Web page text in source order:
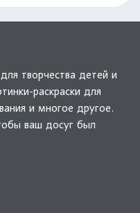
творчества детей и
раскраски для
и многое другое.
ваш досуг был